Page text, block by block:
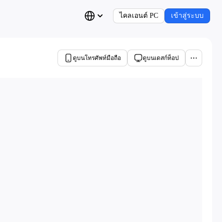
ไคลเอนต์ PC เข้าสู่ระบบ
ดูบนโทรศัพท์มือถือ ดูบนเดสก์ท็อป